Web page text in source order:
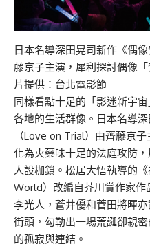
日本名導深田晃司新作《偶
藤京子主演，犀利探討偶像
片提供：台北電影節
同樣看點十足的「影迷新宇
各地的生活群像。日本名導
（Love on Trial）由齊藤京
化為火藥味十足的法庭攻防
人設枷鎖。松居大悟執導的
World）改編自芥川賞作家
李光人，蒼井優和菅田將暉
街頭，勾勒出一場荒誕卻親
的孤寂與連結。